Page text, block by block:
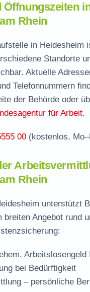
der Arbeitsvermittlung
und
Mainz-Bingen –
rund ums
Öffnungszeiten
Rhein
in Heidesheim
Standorte
Aktuelle
Telefonnummern
der Behörde oder
für Arbeit.
00 (kostenlos,
Rhein
unterstützt
breiten Angebot rund
Arbeitslosengeld
bei Bedürftigkeit
– persönliche